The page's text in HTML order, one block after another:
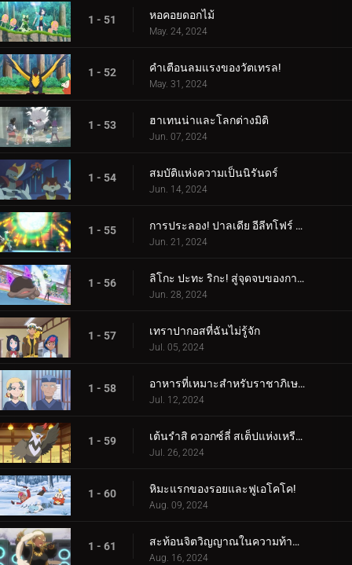
1 - 51 หอคอยดอกไม้
May. 24, 2024
1 - 52 คำเตือนลมแรงของวัตเทรล!
May. 31, 2024
1 - 53 ฮาเทนน่าและโลกต่างมิติ
Jun. 07, 2024
1 - 54 สมบัติแห่งความเป็นนิรันดร์
Jun. 14, 2024
1 - 55 การประลอง! ปาลเดีย อีลีทโฟร์ (1)
Jun. 21, 2024
1 - 56 ลิโกะ ปะทะ ริกะ! สู่จุดจบของการต่อสู้ (2)
Jun. 28, 2024
1 - 57 เทราปากอสที่ฉันไม่รู้จัก
Jul. 05, 2024
1 - 58 อาหารที่เหมาะสำหรับราชาภิเษก!
Jul. 12, 2024
1 - 59 เต้นรำสิ ควอกซ์ลี่ สเต็ปแห่งเหรียญสีน้ำเงิน!
Jul. 26, 2024
1 - 60 หิมะแรกของรอยและฟูเอโคโค!
Aug. 09, 2024
1 - 61 สะท้อนจิตวิญญาณในความท้าทายแห่งการสัมผัส!
Aug. 16, 2024